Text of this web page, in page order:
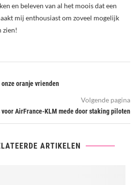
en beleven van al het moois dat een
mij enthousiast om zoveel mogelijk
zien!
oranje vrienden
Volgende pagina
AirFrance-KLM mede door staking piloten
ARTIKELEN